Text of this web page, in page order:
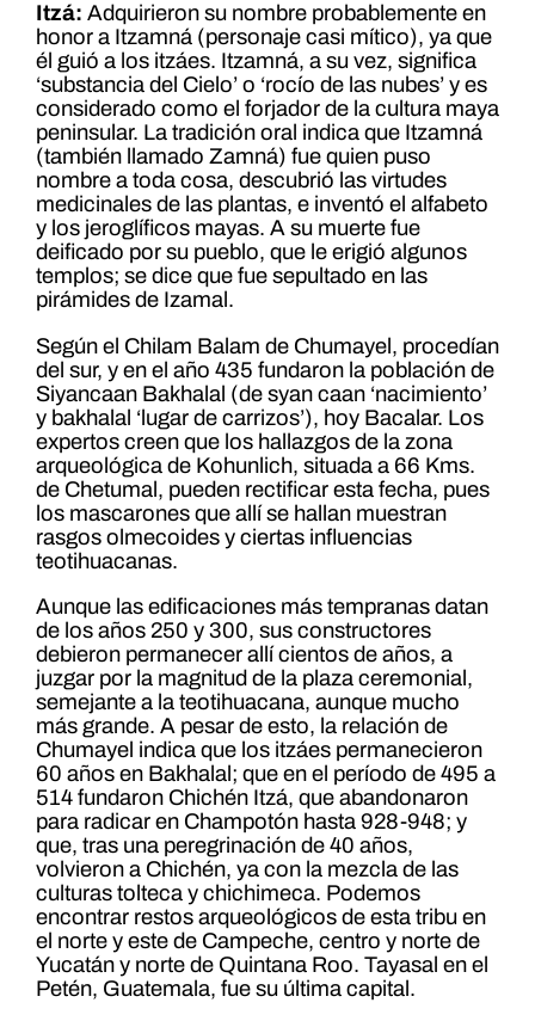
Itzá: Adquirieron su nombre probablemente en
honor a Itzamná (personaje casi mítico), ya que
él guió a los itzáes. Itzamná, a su vez, significa
‘substancia del Cielo’ o ‘rocío de las nubes’ y es
considerado como el forjador de la cultura maya
peninsular. La tradición oral indica que Itzamná
(también llamado Zamná) fue quien puso
nombre a toda cosa, descubrió las virtudes
medicinales de las plantas, e inventó el alfabeto
y los jeroglíficos mayas. A su muerte fue
deificado por su pueblo, que le erigió algunos
templos; se dice que fue sepultado en las
pirámides de Izamal.
Según el Chilam Balam de Chumayel, procedían
del sur, y en el año 435 fundaron la población de
Siyancaan Bakhalal (de syan caan ‘nacimiento’
y bakhalal ‘lugar de carrizos’), hoy Bacalar. Los
expertos creen que los hallazgos de la zona
arqueológica de Kohunlich, situada a 66 Kms.
de Chetumal, pueden rectificar esta fecha, pues
los mascarones que allí se hallan muestran
rasgos olmecoides y ciertas influencias
teotihuacanas.
Aunque las edificaciones más tempranas datan
de los años 250 y 300, sus constructores
debieron permanecer allí cientos de años, a
juzgar por la magnitud de la plaza ceremonial,
semejante a la teotihuacana, aunque mucho
más grande. A pesar de esto, la relación de
Chumayel indica que los itzáes permanecieron
60 años en Bakhalal; que en el período de 495 a
514 fundaron Chichén Itzá, que abandonaron
para radicar en Champotón hasta 928-948; y
que, tras una peregrinación de 40 años,
volvieron a Chichén, ya con la mezcla de las
culturas tolteca y chichimeca. Podemos
encontrar restos arqueológicos de esta tribu en
el norte y este de Campeche, centro y norte de
Yucatán y norte de Quintana Roo. Tayasal en el
Petén, Guatemala, fue su última capital.